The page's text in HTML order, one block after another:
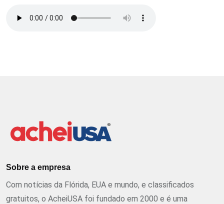
Sobre a empresa
Com notícias da Flórida, EUA e mundo, e classificados
gratuitos, o AcheiUSA foi fundado em 2000 e é uma